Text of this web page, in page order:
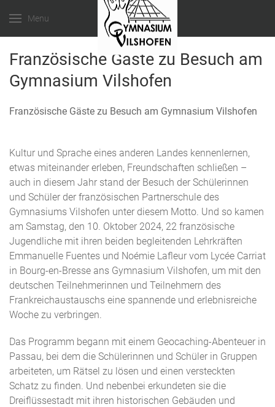
Menu
Französische Gäste zu Besuch am
Gymnasium Vilshofen
Französische Gäste zu Besuch am Gymnasium Vilshofen
Kultur und Sprache eines anderen Landes kennenlernen,
etwas miteinander erleben, Freundschaften schließen –
auch in diesem Jahr stand der Besuch der Schülerinnen
und Schüler der französischen Partnerschule des
Gymnasiums Vilshofen unter diesem Motto. Und so kamen
am Samstag, den 10. Oktober 2024, 22 französische
Jugendliche mit ihren beiden begleitenden Lehrkräften
Emmanuelle Fuentes und Noémie Lafleur vom Lycée Carriat
in Bourg-en-Bresse ans Gymnasium Vilshofen, um mit den
deutschen Teilnehmerinnen und Teilnehmern des
Frankreichaustauschs eine spannende und erlebnisreiche
Woche zu verbringen.
Das Programm begann mit einem Geocaching-Abenteuer in
Passau, bei dem die Schülerinnen und Schüler in Gruppen
arbeiteten, um Rätsel zu lösen und einen versteckten
Schatz zu finden. Und nebenbei erkundeten sie die
Dreiflüssestadt mit ihren historischen Gebäuden und